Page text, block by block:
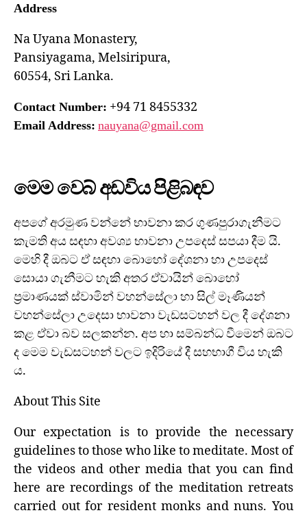
Address
Na Uyana Monastery,
Pansiyagama, Melsiripura,
60554, Sri Lanka.
Contact Number: +94 71 8455332
Email Address: nauyana@gmail.com
මෙම වෙබ් අඩවිය පිළිබඳව
අපගේ අරමුණ වන්නේ භාවනා කර ගුණපුරාගැනීමට
කැමති අය සඳහා අවශ්‍ය භාවනා උපදෙස් සපයා දීම යි.
මෙහි දී ඔබට ඒ සඳහා බොහෝ දේශනා හා උපදෙස්
සොයා ගැනීමට හැකි අතර ඒවායින් බොහෝ
ප්‍රමාණයක් ස්වාමින් වහන්සේලා හා සිල් මෑණියන්
වහන්සේලා උදෙසා භාවනා වැඩසටහන් වල දී දේශනා
කළ ඒවා බව සලකන්න. අප හා සම්බන්ධ වීමෙන් ඔබට
ද මෙම වැඩසටහන් වලට ඉදිරියේ දී සහභාගී විය හැකි
ය.
About This Site
Our expectation is to provide the necessary
guidelines to those who like to meditate. Most of
the videos and other media that you can find
here are recordings of the meditation retreats
carried out for resident monks and nuns. You